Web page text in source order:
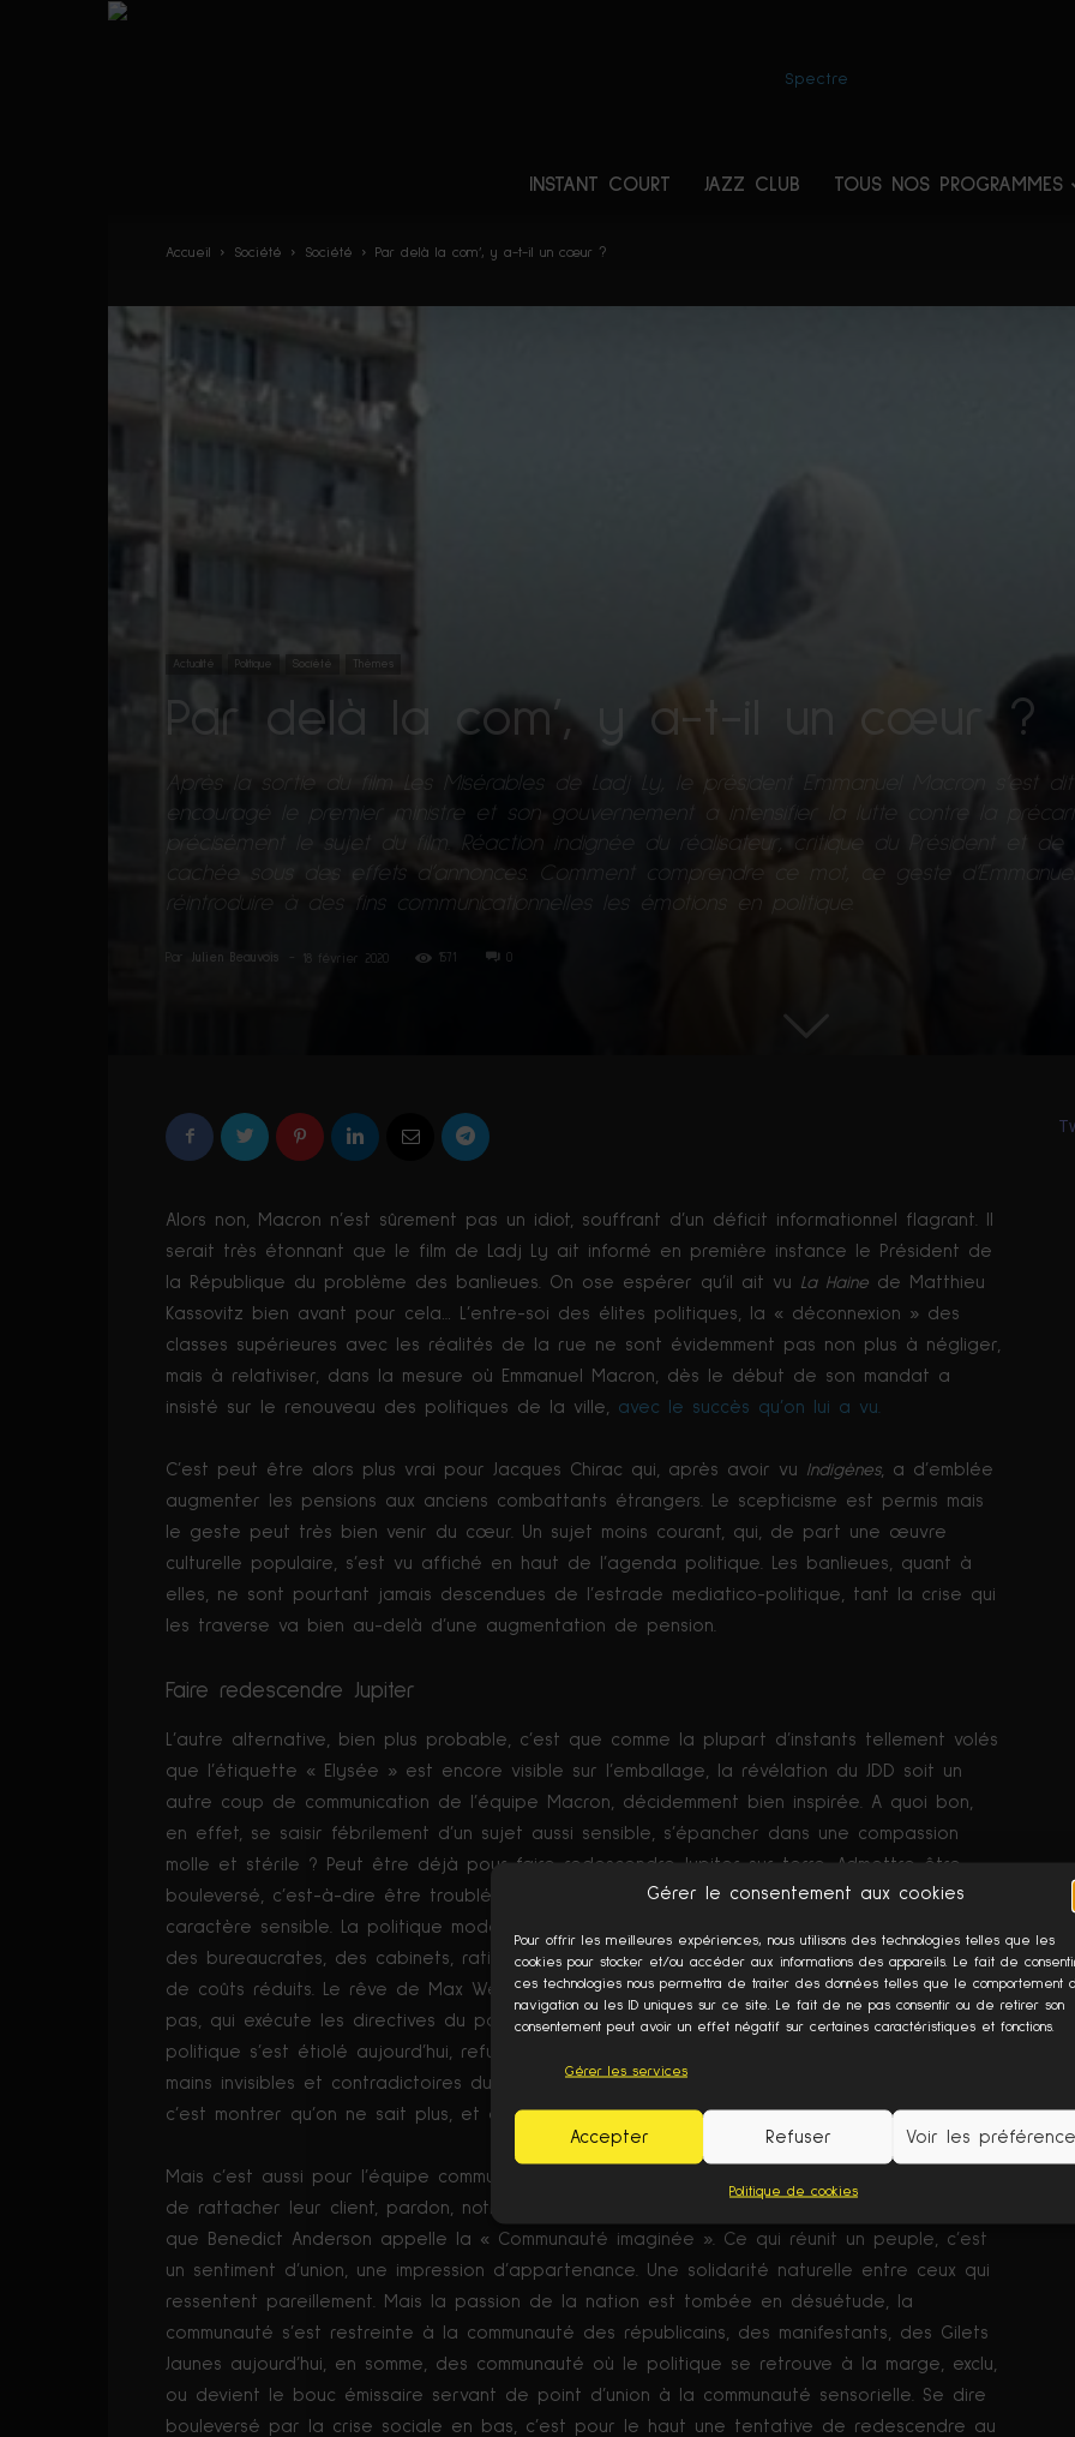
Gérer le consentement aux cookies
Pour offrir les meilleures expériences, nous utilisons des technologies telles que les
cookies pour stocker et/ou accéder aux informations des appareils. Le fait de
ces technologies nous permettra de traiter des données telles que le comportement
navigation ou les ID uniques sur ce site. Le fait de ne pas consentir ou de retirer son
consentement peut avoir un effet négatif sur certaines caractéristiques et fonctions.
Gérer les services
Accepter Refuser Voir les
Politique de cookies
INSTANT COURT JAZZ CLUB TOUS NOS PROGRAMMES
Accueil Société Société Par delà la com’, y a-t-il un cœur ?
Actualité Politique Société Thèmes
Par delà la com’, y a-t-il un cœur ?
Après la sortie du film Les Misérables de Ladj Ly, le président Emmanuel Macron s’est
encouragé le premier ministre et son gouvernement a intensifier la lutte contre la
précisément le sujet du film. Réaction indignée du réalisateur, critique du Président et
cachée sous des effets d’annonces. Comment comprendre ce mot, ce geste
réintroduire à des fins communicationnelles les émotions en politique.
Par Julien Beauvois - 18 février 2020 1571 0
Alors non, Macron n’est sûrement pas un idiot, souffrant d’un déficit informationnel flagrant. Il
serait très étonnant que le film de Ladj Ly ait informé en première instance le Président de
la République du problème des banlieues. On ose espérer qu’il ait vu La Haine de Matthieu
Kassovitz bien avant pour cela… L’entre-soi des élites politiques, la « déconnexion » des
classes supérieures avec les réalités de la rue ne sont évidemment pas non plus à négliger,
mais à relativiser, dans la mesure où Emmanuel Macron, dès le début de son mandat a
insisté sur le renouveau des politiques de la ville, avec le succès qu’on lui a vu.
C’est peut être alors plus vrai pour Jacques Chirac qui, après avoir vu Indigènes, a d’emblée
augmenter les pensions aux anciens combattants étrangers. Le scepticisme est permis mais
le geste peut très bien venir du cœur. Un sujet moins courant, qui, de part une œuvre
culturelle populaire, s’est vu affiché en haut de l’agenda politique. Les banlieues, quant à
elles, ne sont pourtant jamais descendues de l’estrade mediatico-politique, tant la crise qui
les traverse va bien au-delà d’une augmentation de pension.
Faire redescendre Jupiter
L’autre alternative, bien plus probable, c’est que comme la plupart d’instants tellement volés
que l’étiquette « Elysée » est encore visible sur l’emballage, la révélation du JDD soit un
autre coup de communication de l’équipe Macron, décidemment bien inspirée. A quoi bon,
en effet, se saisir fébrilement d’un sujet aussi sensible, s’épancher dans une compassion
molle et stérile ? Peut être déjà pour faire redescendre Jupiter sur terre. Admettre être
bouleversé, c’est-à-dire être troublé, douter de l’ordre de ses pensées, c’est admettre son
caractère sensible. La politique moderne, flagrante sous le mandat Macron, est la politique
des bureaucrates, des cabinets, rationnalisée dans un souci de productivité maximisée et
de coûts réduits. Le rêve de Max Weber, c’est une bureaucratie qui pense mais ne sent
pas, qui exécute les directives du politique qui lui, plus que sentir, doit savoir. Mais le
politique s’est étiolé aujourd’hui, refusant d’admettre qu’il ne sait plus, laissant aller les
mains invisibles et contradictoires du marché et de l’administration. Se dire « bouleversé »,
c’est montrer qu’on ne sait plus, et qu’on ressent, c’est redevenir politique.
Mais c’est aussi pour l’équipe communicationnelle jeune et dynamique de l’Elysée un moyen
de rattacher leur client, pardon, notre Président, à la communauté sensitive nationale, à ce
que Benedict Anderson appelle la « Communauté imaginée ». Ce qui réunit un peuple, c’est
un sentiment d’union, une impression d’appartenance. Une solidarité naturelle entre ceux qui
ressentent pareillement. Mais la passion de la nation est tombée en désuétude, la
communauté s’est restreinte à la communauté des républicains, des manifestants, des Gilets
Jaunes aujourd’hui, en somme, des communauté où le politique se retrouve à la marge, exclu,
ou devient le bouc émissaire servant de point d’union à la communauté sensorielle. Se dire
bouleversé par la crise sociale en bas, c’est pour le haut une tentative de redescendre au